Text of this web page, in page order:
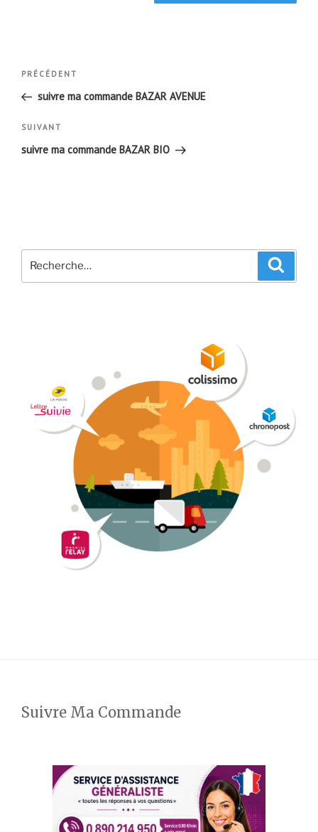
Navigation
l’article
Article
précédent
PRÉCÉDENT
suivre ma commande BAZAR AVENUE
Article
suivant
SUIVANT
suivre ma commande BAZAR BIO
pour
Suivre Ma Commande